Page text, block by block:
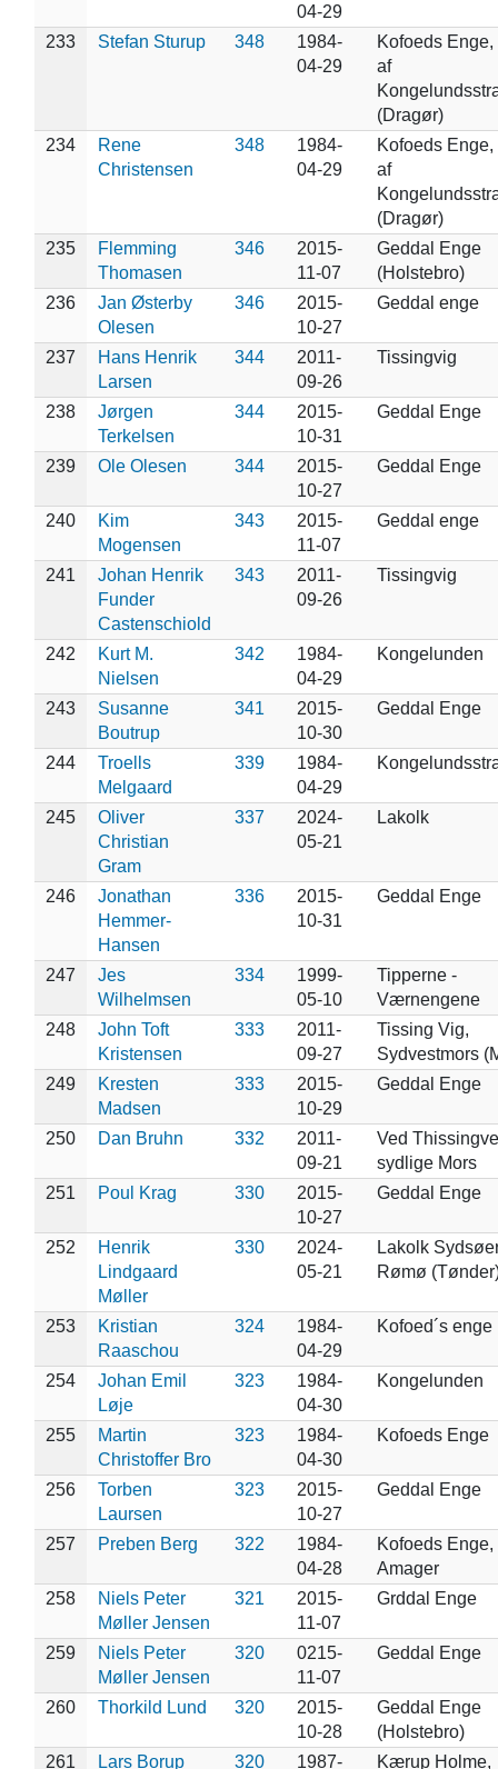
04-29
233 Stefan Sturup 348
1984-
04-29
Kofoeds Enge,
af
(Dragør)
234
Rene
Christensen
348
1984-
04-29
Kofoeds Enge,
af
(Dragør)
235
Flemming
Thomasen
346
2015-
11-07
Geddal Enge
(Holstebro)
236
Jan Østerby
Olesen
346
2015-
10-27
Geddal enge
237
Hans Henrik
Larsen
344
2011-
09-26
Tissingvig
238
Jørgen
Terkelsen
344
2015-
10-31
Geddal Enge
239 Ole Olesen 344
2015-
10-27
Geddal Enge
240
Kim
Mogensen
343
2015-
11-07
Geddal enge
241
Johan Henrik
Funder
Castenschiold
343
2011-
09-26
Tissingvig
242
Kurt M.
Nielsen
342
1984-
04-29
Kongelunden
243
Susanne
Boutrup
341
2015-
10-30
Geddal Enge
244
Troells
Melgaard
339
1984-
04-29
245
Oliver
Christian
Gram
337
2024-
05-21
Lakolk
246
Jonathan
Hemmer-
Hansen
336
2015-
10-31
Geddal Enge
247
Jes
Wilhelmsen
334
1999-
05-10
Tipperne -
Værnengene
248
John Toft
Kristensen
333
2011-
09-27
Tissing Vig,
Sydvestmors
249
Kresten
Madsen
333
2015-
10-29
Geddal Enge
250 Dan Bruhn 332
2011-
09-21
Ved
sydlige Mors
251
Poul Krag 330
2015-
10-27
Geddal Enge
252
Henrik
Lindgaard
Møller
330
2024-
05-21
Lakolk
Rømø
253
Kristian
Raaschou
324
1984-
04-29
Kofoed´s enge
254
Johan Emil
Løje
323
1984-
04-30
Kongelunden
255
Martin
Christoffer Bro
323
1984-
04-30
Kofoeds Enge
256
Torben
Laursen
323
2015-
10-27
Geddal Enge
257 Preben Berg 322
1984-
04-28
Kofoeds Enge,
Amager
258
Niels Peter
Møller Jensen
321
2015-
11-07
Grddal Enge
259
Niels Peter
Møller Jensen
320
0215-
11-07
Geddal Enge
260 Thorkild Lund 320
2015-
10-28
Geddal Enge
(Holstebro)
261
Lars Borup 320 1987- Kærup Holme,